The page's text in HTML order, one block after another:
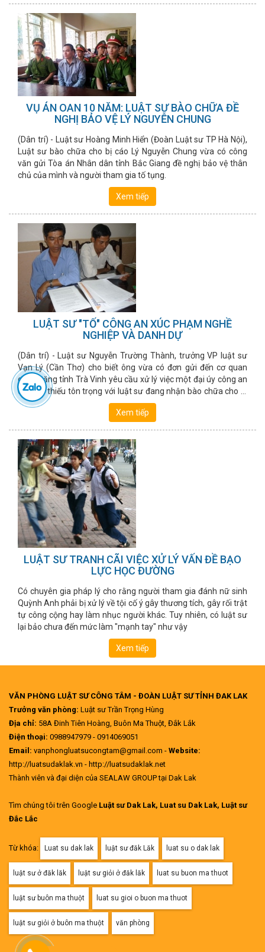
VỤ ÁN OAN 10 NĂM: LUẬT SƯ BÀO CHỮA ĐỀ
NGHỊ BẢO VỆ LÝ NGUYỄN CHUNG
(Dân trí) - Luật sư Hoàng Minh Hiển (Đoàn Luật sư TP Hà Nội),
Luật sư bào chữa cho bị cáo Lý Nguyễn Chung vừa có công
văn gửi Tòa án Nhân dân tỉnh Bắc Giang đề nghị bảo vệ thân
chủ của mình và người tham gia tố tụng.
Xem tiếp
LUẬT SƯ "TỐ" CÔNG AN XÚC PHẠM NGHỀ
NGHIỆP VÀ DANH DỰ
(Dân trí) - Luật sư Nguyễn Trường Thành, trưởng VP luật sư
Vạn Lý (Cần Thơ) cho biết ông vừa có đơn gửi đến cơ quan
chức năng tỉnh Trà Vinh yêu cầu xử lý việc một đại úy công an
có lời lẽ thiếu tôn trọng với luật sư đang nhận bào chữa cho bị
cáo.
Xem tiếp
LUẬT SƯ TRANH CÃI VIỆC XỬ LÝ VẤN ĐỀ BẠO
LỰC HỌC ĐƯỜNG
Có chuyên gia pháp lý cho rằng người tham gia đánh nữ sinh
Quỳnh Anh phải bị xử lý về tội cố ý gây thương tích, gây rối trật
tự công cộng hay làm nhục người khác. Tuy nhiên, có luật sư
lại bảo chưa đến mức làm "mạnh tay" như vậy
Xem tiếp
VĂN PHÒNG LUẬT SƯ CÔNG TÂM - ĐOÀN LUẬT SƯ TỈNH ĐAK LAK
Trưởng văn phòng: Luật sư Trần Trọng Hùng
Địa chỉ: 58A Đinh Tiên Hoàng, Buôn Ma Thuột, Đắk Lắk
Điện thoại: 0988947979 - 0914069051
Email: vanphongluatsucongtam@gmail.com - Website:
http://luatsudaklak.vn - http://luatsudaklak.net
Thành viên và đại diện của SEALAW GROUP tại Dak Lak
Tìm chúng tôi trên Google Luật sư Dak Lak, Luat su Dak Lak, Luật sư
Đắc Lắc
Từ khóa: Luat su dak lak luật sư đăk Lăk luat su o dak lak
luật sư ở đăk lăk luật sư giỏi ở đăk lăk luat su buon ma thuot
luật sư buôn ma thuột luat su gioi o buon ma thuot
luật sư giỏi ở buôn ma thuột văn phòng